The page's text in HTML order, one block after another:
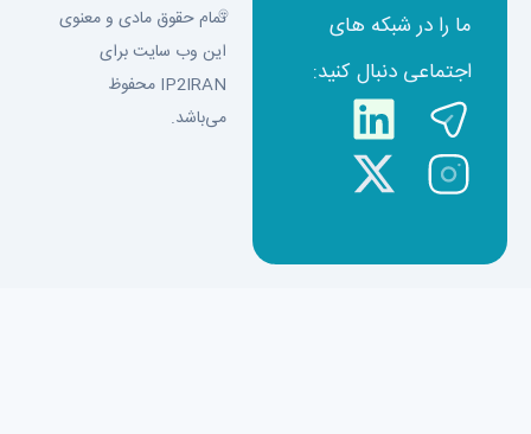
ما را در شبکه های
اجتماعی دنبال کنید:
تمام حقوق مادی و معنوی
این وب سایت برای
IP2IRAN محفوظ
می‌باشد.